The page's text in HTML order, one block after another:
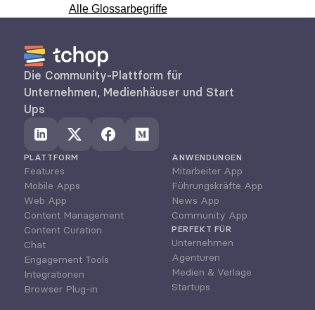
Alle Glossarbegriffe
Die Community-Plattform für
Unternehmen, Medienhäuser und Start
Ups
PLATTFORM
Features
Mobile Apps
Web App
Content Management
Content Curation
Chat
Engagement Tools
Integrationen
Browser Plug-in
ANWENDUNGEN
Mitarbeiter App
Führungskräfte App
News App
Community App
PERFEKT FÜR
Unternehmen
Agenturen
Medien & Verlage
Startups